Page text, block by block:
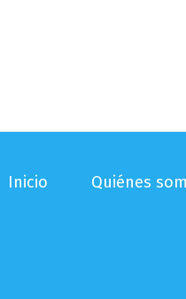
Inicio Quiénes